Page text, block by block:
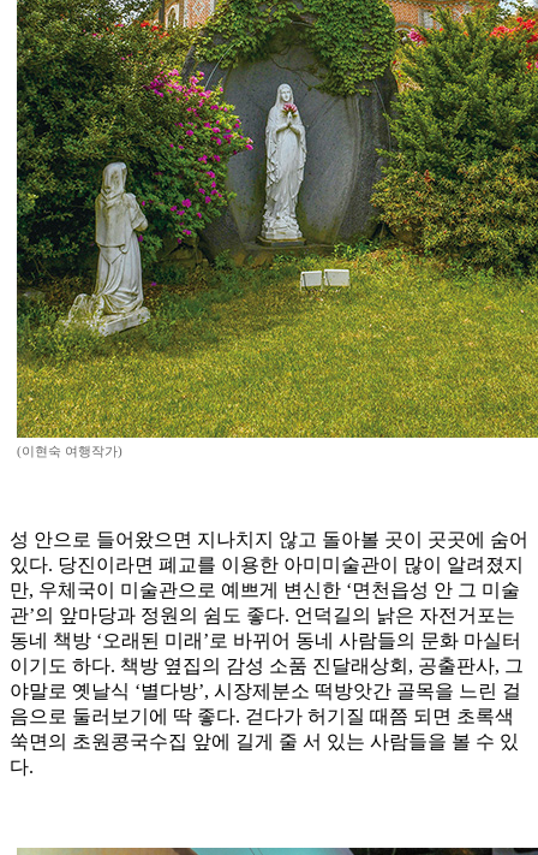
(이현숙 여행작가)
성 안으로 들어왔으면 지나치지 않고 돌아볼 곳이 곳곳에 숨어
있다. 당진이라면 폐교를 이용한 아미미술관이 많이 알려졌지
만, 우체국이 미술관으로 예쁘게 변신한 ‘면천읍성 안 그 미술
관’의 앞마당과 정원의 쉼도 좋다. 언덕길의 낡은 자전거포는
동네 책방 ‘오래된 미래’로 바뀌어 동네 사람들의 문화 마실터
이기도 하다. 책방 옆집의 감성 소품 진달래상회, 공출판사, 그
야말로 옛날식 ‘별다방’, 시장제분소 떡방앗간 골목을 느린 걸
음으로 둘러보기에 딱 좋다. 걷다가 허기질 때쯤 되면 초록색
쑥면의 초원콩국수집 앞에 길게 줄 서 있는 사람들을 볼 수 있
다.